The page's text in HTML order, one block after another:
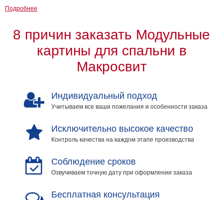
Подробнее
8 причин заказать Модульные
картины для спальни в
Макросвит
Индивидуальный подход
Учитываем все ваши пожелания и особенности заказа
Исключительно высокое качество
Контроль качества на каждом этапе производства
Соблюдение сроков
Озвучиваем точную дату при оформлении заказа
Бесплатная консультация